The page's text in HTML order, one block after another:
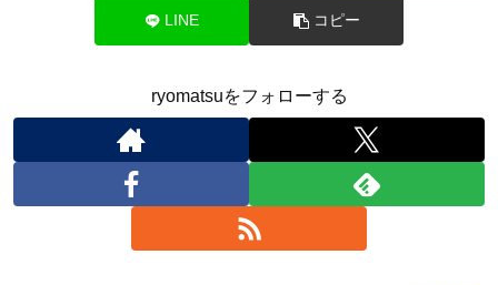
LINE コピー
ryomatsuをフォローする